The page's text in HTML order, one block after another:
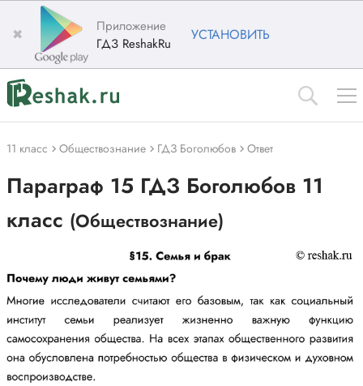
✖
Приложение
ГДЗ ReshakRu
УСТАНОВИТЬ
11 класс Обществознание ГДЗ Боголюбов Ответ
Параграф 15 ГДЗ Боголюбов 11
класс (Обществознание)